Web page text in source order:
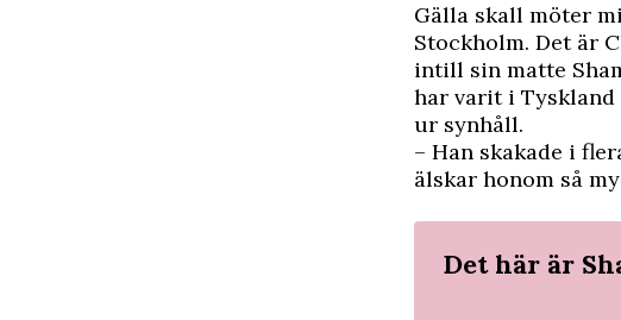
Gälla skall möter
Stockholm. Det är
intill sin matte
har varit i
ur synhåll.
– Han skakade i
älskar honom så
Det här är